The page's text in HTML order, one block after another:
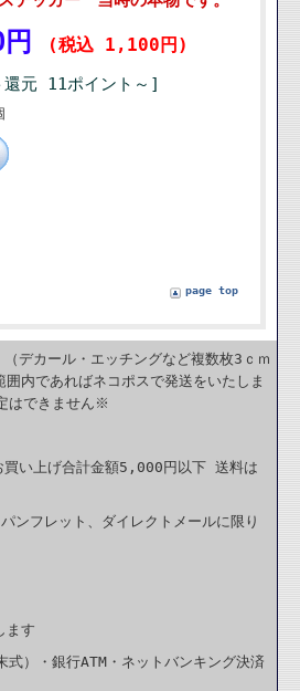
(税込 1,100円)
還元 11ポイント～]
page top
デカール・エッチングなど複数枚3ｃｍ
内であればネコポスで発送をいたしま
はできません※
い上げ合計金額5,000円以下 送料は
ンフレット、ダイレクトメールに限り
ます
）・銀行ATM・ネットバンキング決済